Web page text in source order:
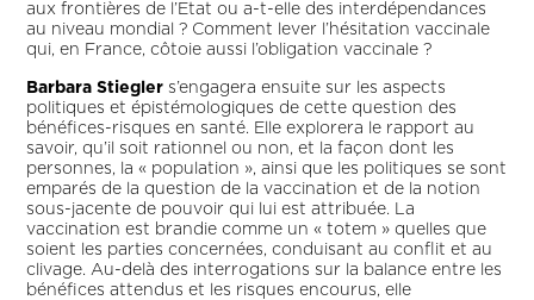
aux frontières de l’Etat ou a-t-elle des interdépendances
au niveau mondial ? Comment lever l’hésitation vaccinale
qui, en France, côtoie aussi l’obligation vaccinale ?
Barbara Stiegler s’engagera ensuite sur les aspects
politiques et épistémologiques de cette question des
bénéfices-risques en santé. Elle explorera le rapport au
savoir, qu’il soit rationnel ou non, et la façon dont les
personnes, la « population », ainsi que les politiques se sont
emparés de la question de la vaccination et de la notion
sous-jacente de pouvoir qui lui est attribuée. La
vaccination est brandie comme un « totem » quelles que
soient les parties concernées, conduisant au conflit et au
clivage. Au-delà des interrogations sur la balance entre les
bénéfices attendus et les risques encourus, elle